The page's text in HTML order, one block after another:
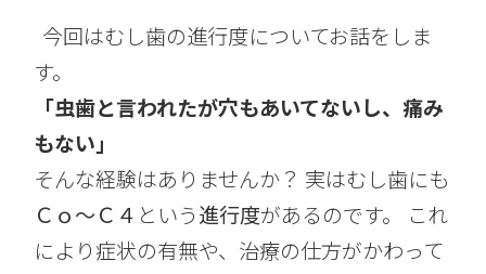
今回はむし歯の進行度についてお話をしま
す。
「虫歯と言われたが穴もあいてないし、痛み
もない」
そんな経験はありませんか？ 実はむし歯にも
Ｃｏ～Ｃ４ という進行度があるのです。 これ
により症状の有無や、治療の仕方がかわって